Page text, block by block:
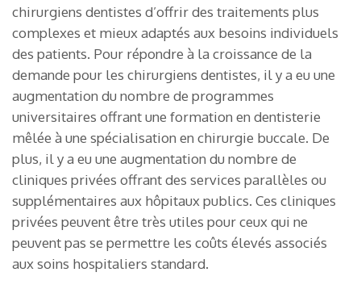
chirurgiens dentistes d’offrir des traitements plus
complexes et mieux adaptés aux besoins individuels
des patients. Pour répondre à la croissance de la
demande pour les chirurgiens dentistes, il y a eu une
augmentation du nombre de programmes
universitaires offrant une formation en dentisterie
mêlée à une spécialisation en chirurgie buccale. De
plus, il y a eu une augmentation du nombre de
cliniques privées offrant des services parallèles ou
supplémentaires aux hôpitaux publics. Ces cliniques
privées peuvent être très utiles pour ceux qui ne
peuvent pas se permettre les coûts élevés associés
aux soins hospitaliers standard.